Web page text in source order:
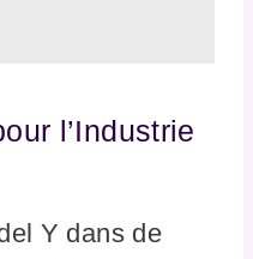
l’Industrie
Y dans de